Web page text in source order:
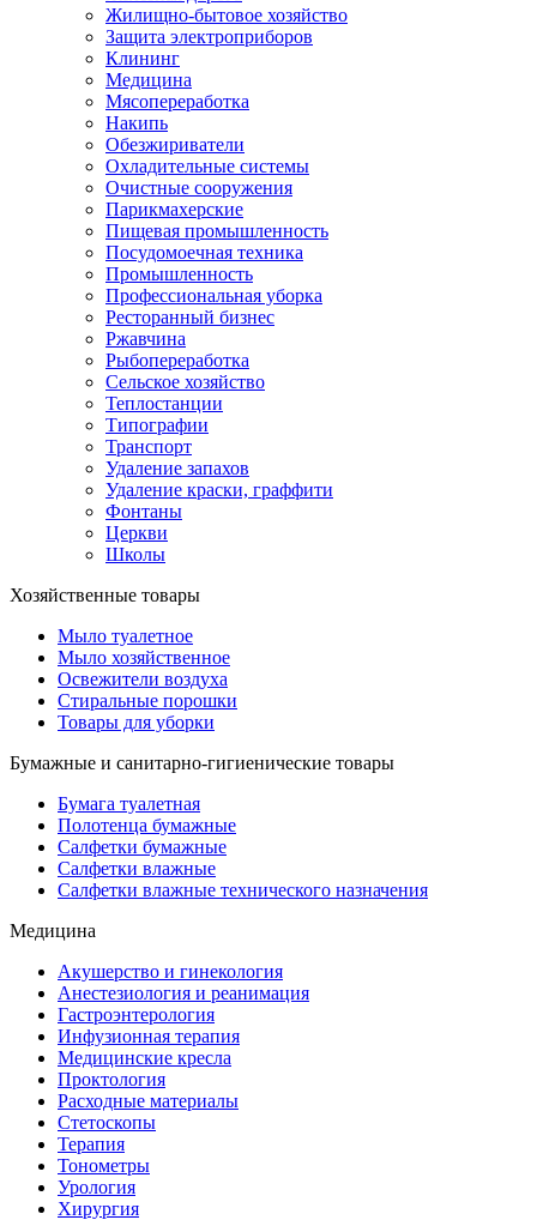
Жилищно-бытовое хозяйство
Защита электроприборов
Клининг
Медицина
Мясопереработка
Накипь
Обезжириватели
Охладительные системы
Очистные сооружения
Парикмахерские
Пищевая промышленность
Посудомоечная техника
Промышленность
Профессиональная уборка
Ресторанный бизнес
Ржавчина
Рыбопереработка
Сельское хозяйство
Теплостанции
Типографии
Транспорт
Удаление запахов
Удаление краски, граффити
Фонтаны
Церкви
Школы
Хозяйственные товары
Мыло туалетное
Мыло хозяйственное
Освежители воздуха
Стиральные порошки
Товары для уборки
Бумажные и санитарно-гигиенические товары
Бумага туалетная
Полотенца бумажные
Салфетки бумажные
Салфетки влажные
Салфетки влажные технического назначения
Медицина
Акушерство и гинекология
Анестезиология и реанимация
Гастроэнтерология
Инфузионная терапия
Медицинские кресла
Проктология
Расходные материалы
Стетоскопы
Терапия
Тонометры
Урология
Хирургия